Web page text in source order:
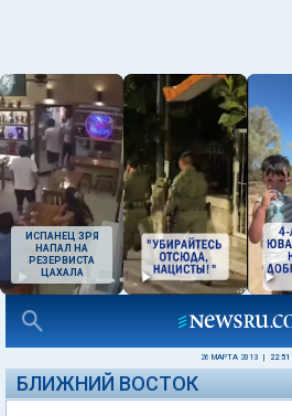
ИСПАНЕЦ ЗРЯ
НАПАЛ НА
РЕЗЕРВИСТА
ЦАХАЛА
26 МАРТА 2013 22:51
БЛИЖНИЙ ВОСТОК